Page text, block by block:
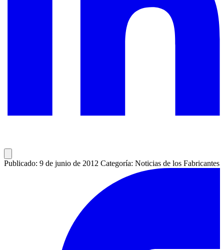
Publicado: 9 de junio de 2012 Categoría: Noticias de los Fabricantes